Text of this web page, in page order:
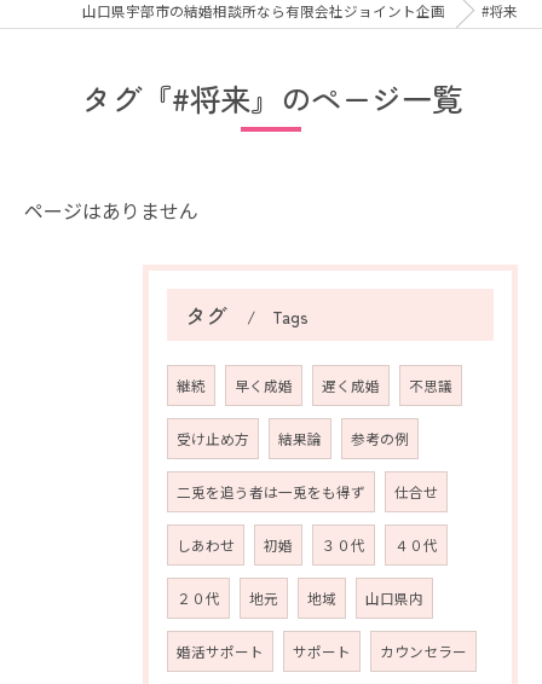
山口県宇部市の結婚相談所なら有限会社ジョイント企画 #将来
タグ『#将来』のページ一覧
ページはありません
タグ Tags
継続 早く成婚 遅く成婚 不思議
受け止め方 結果論 参考の例
二兎を追う者は一兎をも得ず 仕合せ
しあわせ 初婚 ３０代 ４０代
２０代 地元 地域 山口県内
婚活サポート サポート カウンセラー